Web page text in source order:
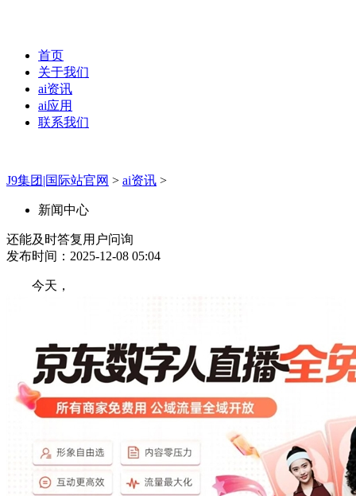
首页
关于我们
ai资讯
ai应用
联系我们
J9集团|国际站官网 > ai资讯 >
新闻中心
还能及时答复用户问询
发布时间：2025-12-08 05:04
今天，